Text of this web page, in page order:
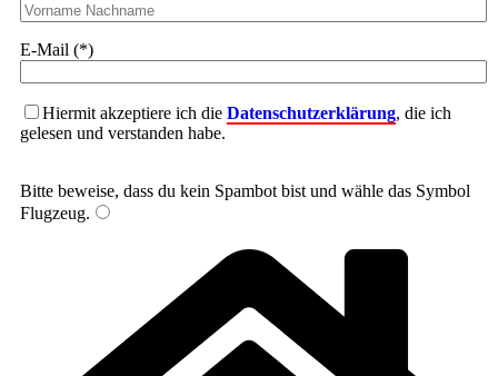
E-Mail (*)
Hiermit akzeptiere ich die Datenschutzerklärung, die ich
gelesen und verstanden habe.
Bitte beweise, dass du kein Spambot bist und wähle das Symbol
Flugzeug.